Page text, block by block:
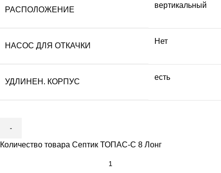
РАСПОЛОЖЕНИЕ
вертикальный
НАСОС ДЛЯ ОТКАЧКИ
Нет
УДЛИНЕН. КОРПУС
есть
Количество товара Септик ТОПАС-С 8 Лонг